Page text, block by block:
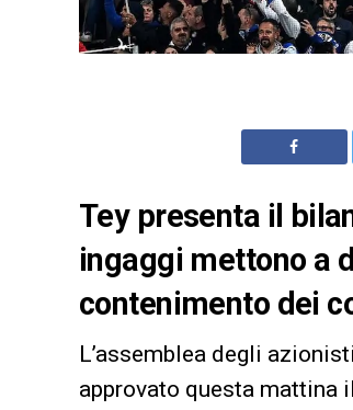
Tey presenta il
ingaggi mettono a
contenimento dei
L’assemblea degli
approvato questa mattina